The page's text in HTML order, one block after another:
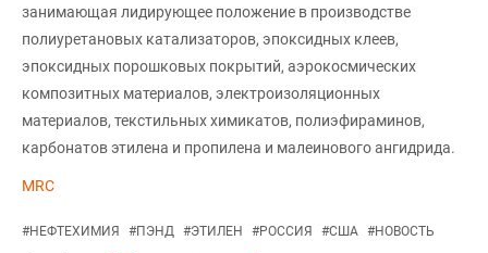
занимающая лидирующее положение в производстве
полиуретановых катализаторов, эпоксидных клеев,
эпоксидных порошковых покрытий, аэрокосмических
композитных материалов, электроизоляционных
материалов, текстильных химикатов, полиэфираминов,
карбонатов этилена и пропилена и малеинового ангидрида.
MRC
#НЕФТЕХИМИЯ #ПЭНД #ЭТИЛЕН #РОССИЯ #США #НОВОСТЬ